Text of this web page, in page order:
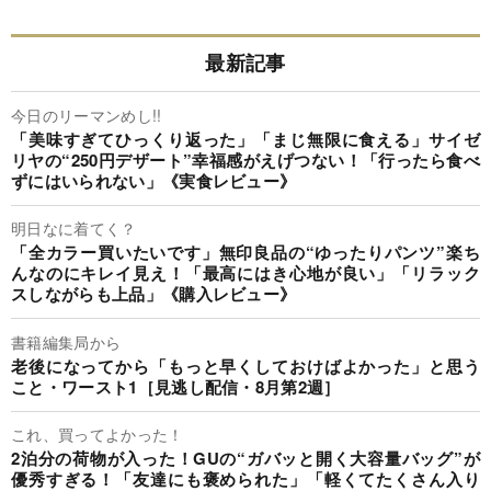
最新記事
今日のリーマンめし!!
「美味すぎてひっくり返った」「まじ無限に食える」サイゼ
リヤの“250円デザート”幸福感がえげつない！「行ったら食べ
ずにはいられない」《実食レビュー》
明日なに着てく？
「全カラー買いたいです」無印良品の“ゆったりパンツ”楽ち
んなのにキレイ見え！「最高にはき心地が良い」「リラック
スしながらも上品」《購入レビュー》
書籍編集局から
老後になってから「もっと早くしておけばよかった」と思う
こと・ワースト1［見逃し配信・8月第2週］
これ、買ってよかった！
2泊分の荷物が入った！GUの“ガバッと開く大容量バッグ”が
優秀すぎる！「友達にも褒められた」「軽くてたくさん入り